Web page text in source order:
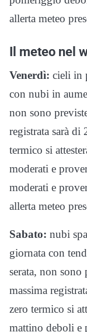
allerta meteo
Il meteo nel
Venerdì: cieli in
con nubi in
non sono
registrata sarà
termico si
moderati e
moderati e
allerta meteo
Sabato: nubi
giornata con
serata, non sono
massima
zero termico si
mattino deboli e